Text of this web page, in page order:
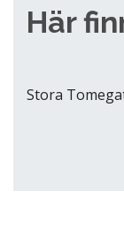
Här
Stora